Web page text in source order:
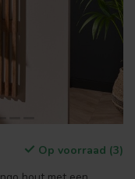
Op voorraad (3)